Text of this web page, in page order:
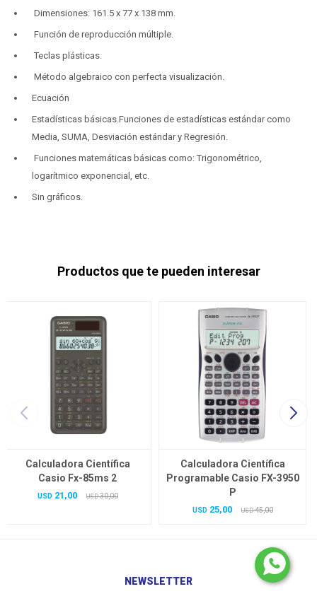
Dimensiones: 161.5 x 77 x 138 mm.
Función de reproducción múltiple.
Teclas plásticas.
Método algebraico con perfecta visualización.
Ecuación
Estadísticas básicas.Funciones de estadísticas estándar como
Media, SUMA, Desviación estándar y Regresión.
Funciones matemáticas básicas como: Trigonométrico,
logarítmico exponencial, etc.
Sin gráficos.
Productos que te pueden interesar
Calculadora Científica
Casio Fx-85ms 2
USD 21,00 USD 30,00
Calculadora Científica
Programable Casio FX-3950
P
USD 25,00 USD 45,00
NEWSLETTER